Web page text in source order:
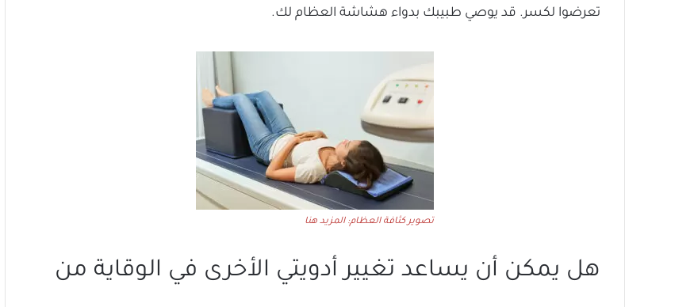
تعرضوا لكسر. قد يوصي طبيبك بدواء هشاشة العظام لك.
تصوير كثافة العظام: المزيد هنا
هل يمكن أن يساعد تغيير أدويتي الأخرى في الوقاية من